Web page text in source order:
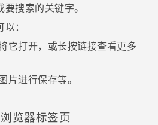
搜索的关键字。
：
它打开，或长按链接查看更多
片进行保存等。
览器标签页